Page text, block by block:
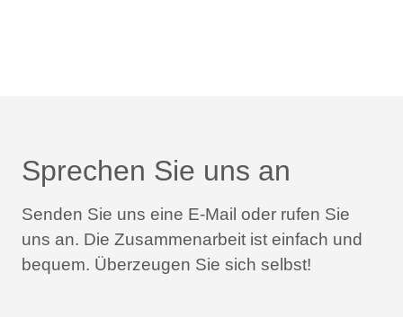
Sprechen Sie uns an
Senden Sie uns eine E-Mail oder rufen Sie
uns an. Die Zusammenarbeit ist einfach und
bequem. Überzeugen Sie sich selbst!